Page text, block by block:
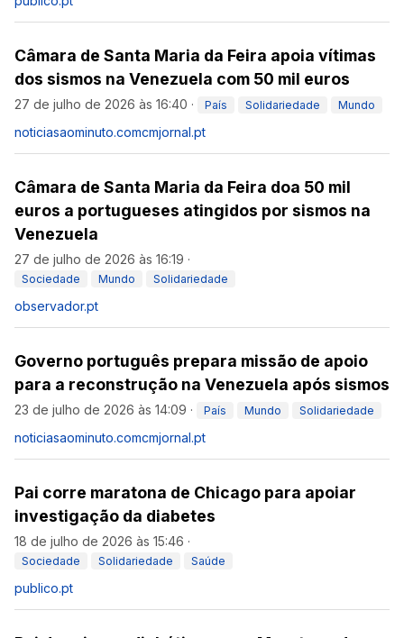
Câmara de Santa Maria da Feira apoia vítimas
dos sismos na Venezuela com 50 mil euros
27 de julho de 2026 às 16:40 · País Solidariedade Mundo
noticiasaominuto.comcmjornal.pt
Câmara de Santa Maria da Feira doa 50 mil
euros a portugueses atingidos por sismos na
Venezuela
27 de julho de 2026 às 16:19 ·
Sociedade Mundo Solidariedade
observador.pt
Governo português prepara missão de apoio
para a reconstrução na Venezuela após sismos
23 de julho de 2026 às 14:09 · País Mundo Solidariedade
noticiasaominuto.comcmjornal.pt
Pai corre maratona de Chicago para apoiar
investigação da diabetes
18 de julho de 2026 às 15:46 ·
Sociedade Solidariedade Saúde
publico.pt